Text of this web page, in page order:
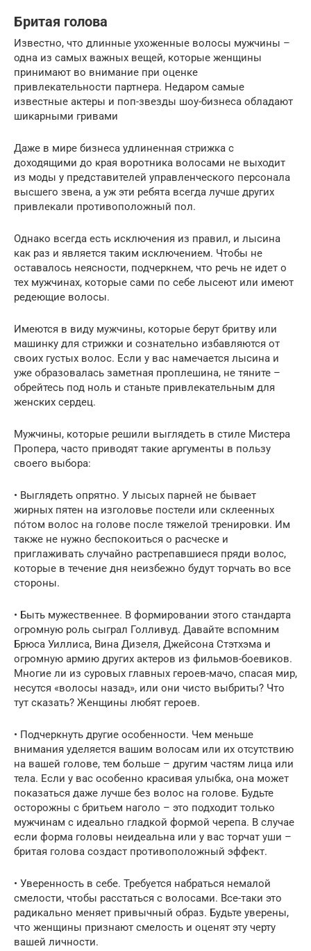
Бритая голова
Известно, что длинные ухоженные волосы мужчины –
одна из самых важных вещей, которые женщины
принимают во внимание при оценке
привлекательности партнера. Недаром самые
известные актеры и поп-звезды шоу-бизнеса обладают
шикарными гривами
Даже в мире бизнеса удлиненная стрижка с
доходящими до края воротника волосами не выходит
из моды у представителей управленческого персонала
высшего звена, а уж эти ребята всегда лучше других
привлекали противоположный пол.
Однако всегда есть исключения из правил, и лысина
как раз и является таким исключением. Чтобы не
оставалось неясности, подчеркнем, что речь не идет о
тех мужчинах, которые сами по себе лысеют или имеют
редеющие волосы.
Имеются в виду мужчины, которые берут бритву или
машинку для стрижки и сознательно избавляются от
своих густых волос. Если у вас намечается лысина и
уже образовалась заметная проплешина, не тяните –
обрейтесь под ноль и станьте привлекательным для
женских сердец.
Мужчины, которые решили выглядеть в стиле Мистера
Пропера, часто приводят такие аргументы в пользу
своего выбора:
• Выглядеть опрятно. У лысых парней не бывает
жирных пятен на изголовье постели или склеенных
по́том волос на голове после тяжелой тренировки. Им
также не нужно беспокоиться о расческе и
приглаживать случайно растрепавшиеся пряди волос,
которые в течение дня неизбежно будут торчать во все
стороны.
• Быть мужественнее. В формировании этого стандарта
огромную роль сыграл Голливуд. Давайте вспомним
Брюса Уиллиса, Вина Дизеля, Джейсона Стэтхэма и
огромную армию других актеров из фильмов-боевиков.
Многие ли из суровых главных героев-мачо, спасая мир,
несутся «волосы назад», или они чисто выбриты? Что
тут сказать? Женщины любят героев.
• Подчеркнуть другие особенности. Чем меньше
внимания уделяется вашим волосам или их отсутствию
на вашей голове, тем больше – другим частям лица или
тела. Если у вас особенно красивая улыбка, она может
показаться даже лучше без волос на голове. Будьте
осторожны с бритьем наголо – это подходит только
мужчинам с идеально гладкой формой черепа. В случае
если форма головы неидеальна или у вас торчат уши –
бритая голова создаст противоположный эффект.
• Уверенность в себе. Требуется набраться немалой
смелости, чтобы расстаться с волосами. Все-таки это
радикально меняет привычный образ. Будьте уверены,
что женщины признают смелость и оценят эту черту
вашей личности.